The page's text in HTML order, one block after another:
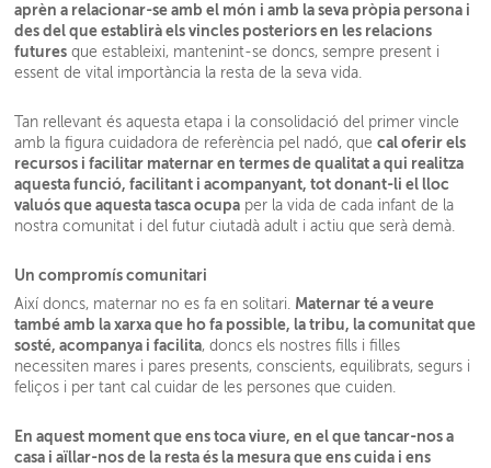
aprèn a relacionar-se amb el món i amb la seva pròpia persona i
des del que establirà els vincles posteriors en les relacions
futures que estableixi, mantenint-se doncs, sempre present i
essent de vital importància la resta de la seva vida.
Tan rellevant és aquesta etapa i la consolidació del primer vincle
amb la figura cuidadora de referència pel nadó, quecal oferir els
recursos i facilitar maternar en termes de qualitat a qui realitza
aquesta funció, facilitant i acompanyant, tot donant-li el lloc
valuós que aquesta tasca ocupa per la vida de cada infant de la
nostra comunitat i del futur ciutadà adult i actiu que serà demà.
Un compromís comunitari
Així doncs, maternar no es fa en solitari. Maternar té a veure
també amb la xarxa que ho fa possible, la tribu, la comunitat que
sosté, acompanya i facilita, doncs els nostres fills i filles
necessiten mares i pares presents, conscients, equilibrats, segurs i
feliços i per tant cal cuidar de les persones que cuiden.
En aquest moment que ens toca viure, en el que tancar-nos a
casa i aïllar-nos de la resta és la mesura que ens cuida i ens